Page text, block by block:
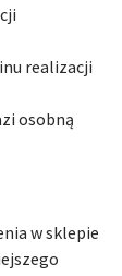
realizacji
osobną
w sklepie